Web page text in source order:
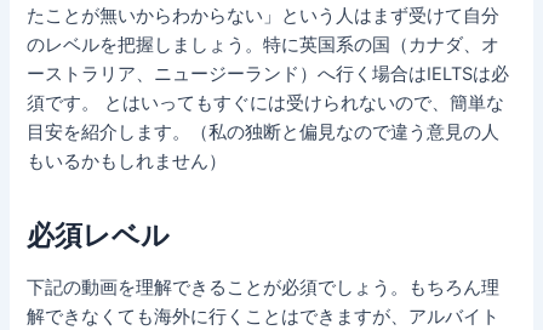
たことが無いからわからない」という人はまず受けて自分
のレベルを把握しましょう。特に英国系の国（カナダ、オ
ーストラリア、ニュージーランド）へ行く場合はIELTSは必
須です。 とはいってもすぐには受けられないので、簡単な
目安を紹介します。（私の独断と偏見なので違う意見の人
もいるかもしれません）
必須レベル
下記の動画を理解できることが必須でしょう。もちろん理
解できなくても海外に行くことはできますが、アルバイト